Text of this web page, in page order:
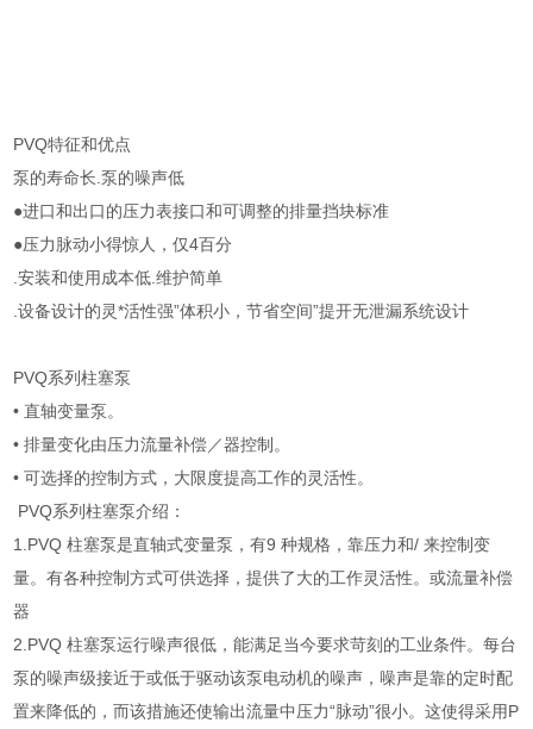
PVQ特征和优点
泵的寿命长.泵的噪声低
●进口和出口的压力表接口和可调整的排量挡块标准
●压力脉动小得惊人，仅4百分
.安装和使用成本低.维护简单
.设备设计的灵*活性强”体积小，节省空间”提开无泄漏系统设计
PVQ系列柱塞泵
• 直轴变量泵。
• 排量变化由压力流量补偿／器控制。
• 可选择的控制方式，大限度提高工作的灵活性。
PVQ系列柱塞泵介绍：
1.PVQ 柱塞泵是直轴式变量泵，有9 种规格，靠压力和/ 来控制变
量。有各种控制方式可供选择，提供了大的工作灵活性。或流量补偿
器
2.PVQ 柱塞泵运行噪声很低，能满足当今要求苛刻的工业条件。每台
泵的噪声级接近于或低于驱动该泵电动机的噪声，噪声是靠的定时配
置来降低的，而该措施还使输出流量中压力“脉动”很小。这使得采用P